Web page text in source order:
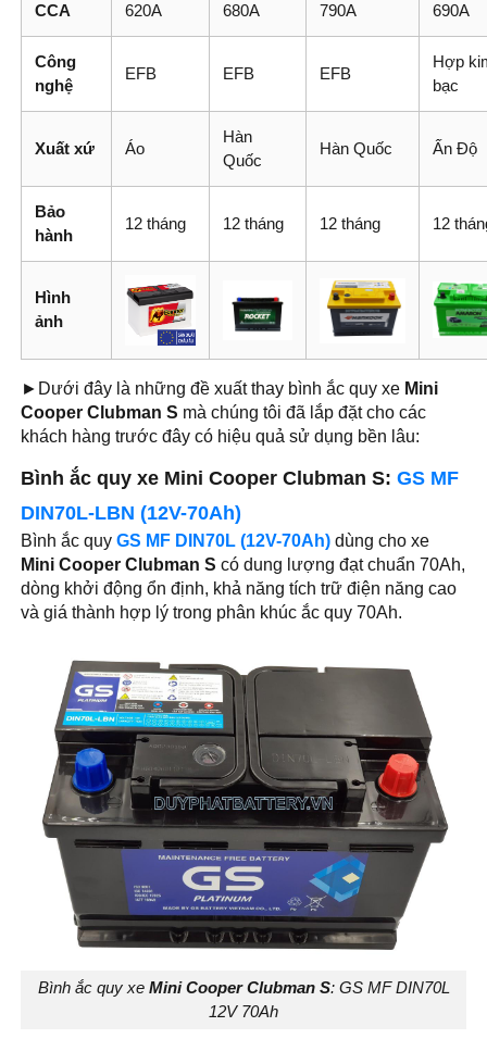
CCA 620A 680A 790A 690A
Công
nghệ
EFB EFB EFB
Hợp
bạc
Xuất xứ Áo
Hàn
Quốc
Hàn Quốc Ấn Độ
Bảo
hành
12 tháng 12 tháng 12 tháng 12
Hình
ảnh
►Dưới đây là những đề xuất thay bình ắc quy xe Mini
Cooper Clubman S mà chúng tôi đã lắp đặt cho các
khách hàng trước đây có hiệu quả sử dụng bền lâu:
Bình ắc quy xe Mini Cooper Clubman S: GS MF
DIN70L-LBN (12V-70Ah)
Bình ắc quy GS MF DIN70L (12V-70Ah) dùng cho xe
Mini Cooper Clubman S có dung lượng đạt chuẩn 70Ah,
dòng khởi động ổn định, khả năng tích trữ điện năng cao
và giá thành hợp lý trong phân khúc ắc quy 70Ah.
Bình ắc quy xe Mini Cooper Clubman S: GS MF DIN70L
12V 70Ah